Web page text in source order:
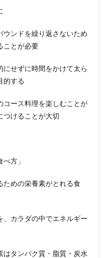
ンドを繰り返さないため
ことが必要
せずに時間をかけて太ら
的する
ース料理を楽しむことが
つけることが大切
方」
めの栄養素がとれる食
カラダの中でエネルギー
タンパク質・脂質・炭水